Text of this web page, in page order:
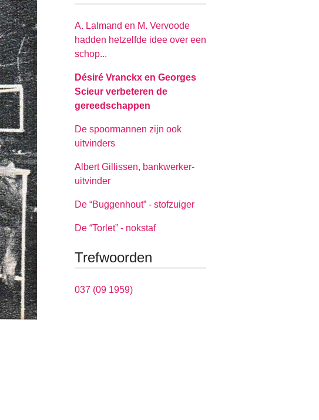
A. Lalmand en M. Vervoode
hadden hetzelfde idee over een
schop...
Désiré Vranckx en Georges
Scieur verbeteren de
gereedschappen
De spoormannen zijn ook
uitvinders
Albert Gillissen, bankwerker-
uitvinder
De “Buggenhout” - stofzuiger
De “Torlet” - nokstaf
Trefwoorden
037 (09 1959)